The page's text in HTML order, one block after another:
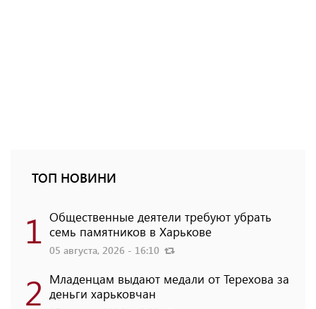
ТОП НОВИНИ
1 Общественные деятели требуют убрать
семь памятников в Харькове
05 августа, 2026 - 16:10
2 Младенцам выдают медали от Терехова за
деньги харьковчан